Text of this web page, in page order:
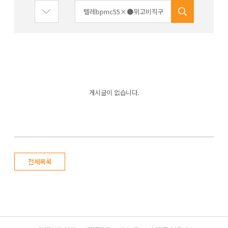
게시글이 없습니다.
전체목록